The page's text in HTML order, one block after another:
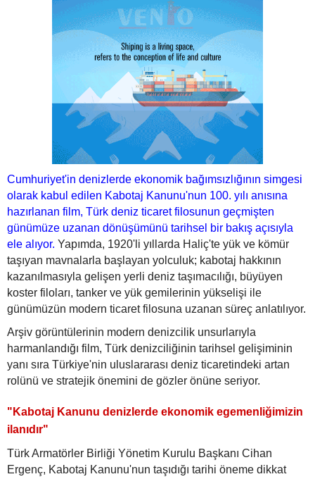
Cumhuriyet'in denizlerde ekonomik bağımsızlığının simgesi
olarak kabul edilen Kabotaj Kanunu'nun 100. yılı anısına
hazırlanan film, Türk deniz ticaret filosunun geçmişten
günümüze uzanan dönüşümünü tarihsel bir bakış açısıyla
ele alıyor. Yapımda, 1920'li yıllarda Haliç'te yük ve kömür
taşıyan mavnalarla başlayan yolculuk; kabotaj hakkının
kazanılmasıyla gelişen yerli deniz taşımacılığı, büyüyen
koster filoları, tanker ve yük gemilerinin yükselişi ile
günümüzün modern ticaret filosuna uzanan süreç anlatılıyor.
Arşiv görüntülerinin modern denizcilik unsurlarıyla
harmanlandığı film, Türk denizciliğinin tarihsel gelişiminin
yanı sıra Türkiye'nin uluslararası deniz ticaretindeki artan
rolünü ve stratejik önemini de gözler önüne seriyor.
"Kabotaj Kanunu denizlerde ekonomik egemenliğimizin
ilanıdır"
Türk Armatörler Birliği Yönetim Kurulu Başkanı Cihan
Ergenç, Kabotaj Kanunu'nun taşıdığı tarihi öneme dikkat